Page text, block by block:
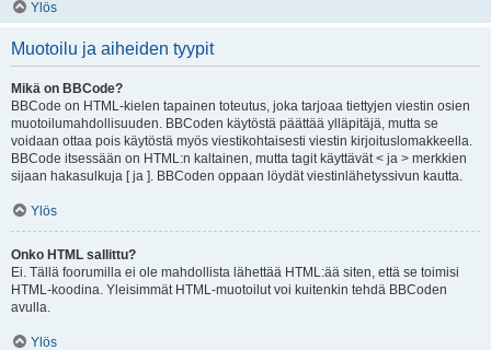
Ylös
Muotoilu ja aiheiden tyypit
Mikä on BBCode?
BBCode on HTML-kielen tapainen toteutus, joka tarjoaa tiettyjen viestin osien
muotoilumahdollisuuden. BBCoden käytöstä päättää ylläpitäjä, mutta se
voidaan ottaa pois käytöstä myös viestikohtaisesti viestin kirjoituslomakkeella.
BBCode itsessään on HTML:n kaltainen, mutta tagit käyttävät < ja > merkkien
sijaan hakasulkuja [ ja ]. BBCoden oppaan löydät viestinlähetyssivun kautta.
Ylös
Onko HTML sallittu?
Ei. Tällä foorumilla ei ole mahdollista lähettää HTML:ää siten, että se toimisi
HTML-koodina. Yleisimmät HTML-muotoilut voi kuitenkin tehdä BBCoden
avulla.
Ylös